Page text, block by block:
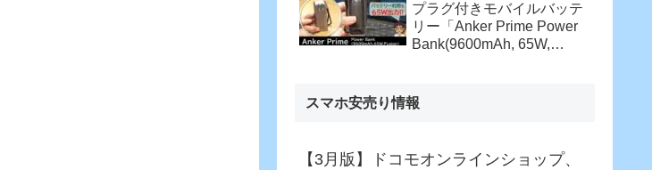
プラグ付きモバイルバッテ
リー「Anker Prime Power
Bank(9600mAh, 65W,
電！
スマホ安売り情報
【3月版】ドコモオンラインショップ、